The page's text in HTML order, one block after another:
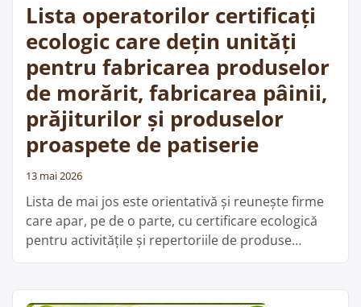
ceaiului
și
procesarea
ciupercilor”
Lista operatorilor certificați
ecologic care dețin unități
pentru fabricarea produselor
de morărit, fabricarea pâinii,
prăjiturilor și produselor
proaspete de patiserie
13 mai 2026
Lista de mai jos este orientativă și reunește firme
care apar, pe de o parte, cu certificare ecologică
pentru activitățile și repertoriile de produse